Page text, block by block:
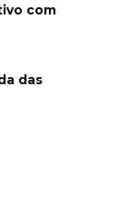
com
das